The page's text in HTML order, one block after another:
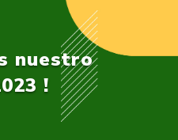
nuestro
!